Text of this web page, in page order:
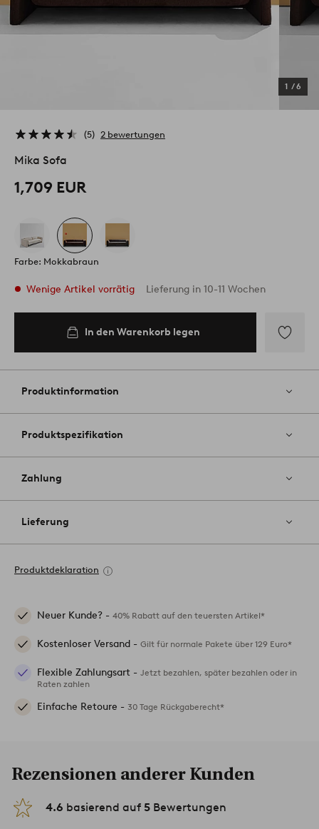
1 /6
5 2 bewertungen
Mika Sofa
1,709 EUR
Farbe: Mokkabraun
Wenige Artikel vorrätig Lieferung in 10-11 Wochen
In den Warenkorb legen
Favoriten
Produktinformation
Produktspezifikation
Zahlung
Lieferung
Produktdeklaration
Neuer Kunde? - 40% Rabatt auf den teuersten Artikel*
Kostenloser Versand - Gilt für normale Pakete über 129 Euro*
Flexible Zahlungsart - Jetzt bezahlen, später bezahlen oder in
Raten zahlen
Einfache Retoure - 30 Tage Rückgaberecht*
Rezensionen anderer Kunden
4.6 basierend auf 5 Bewertungen